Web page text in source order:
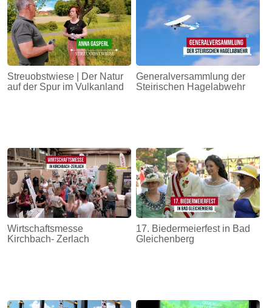
Streuobstwiese | Der Natur
auf der Spur im Vulkanland
Generalversammlung der
Steirischen Hagelabwehr
Wirtschaftsmesse
Kirchbach- Zerlach
17. Biedermeierfest in Bad
Gleichenberg